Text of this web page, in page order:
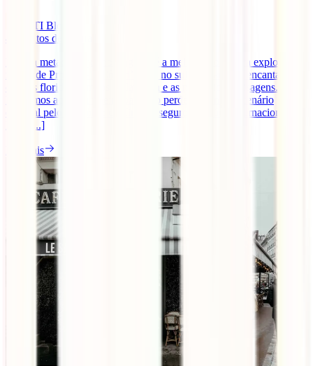
IATI Blog
minutos de leitura
Entre a metade de junho e agosto é a melhor época para explorares a
região de Provença e Côte d’Azur, no sul da França, e encantar-te
com os floridos campos de lavanda e as magníficas paisagens.
Reunimos aqui um roteiro para não perderes nenhum cenário
especial pelo caminho: confirma o seguro de saúde internacional
IATI [...]
Ler mais